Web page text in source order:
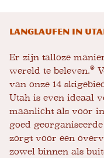
Langlaufen in
Er zijn talloze
wereld te beleven.®
van onze 14
Utah is even ideaal
maanlicht als voor
goed
zorgt voor een
zowel binnen als